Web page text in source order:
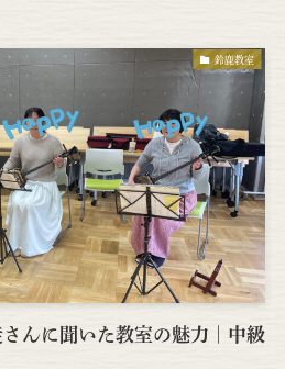
鈴鹿教室
さんに聞いた教室の魅力｜中級